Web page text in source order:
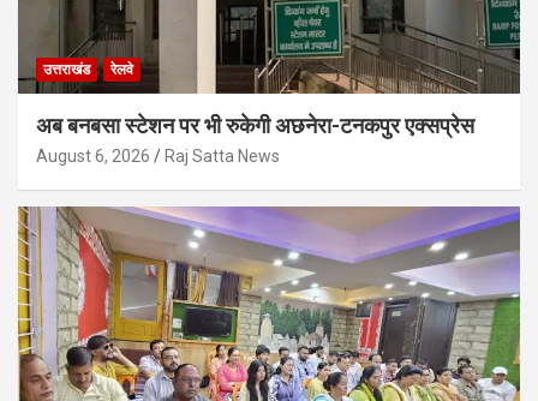
उत्तराखंड रेलवे
अब बनबसा स्टेशन पर भी रुकेगी अछनेरा-टनकपुर एक्सप्रेस
August 6, 2026 Raj Satta News